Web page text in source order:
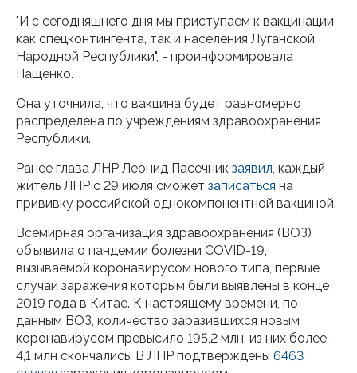
"И с сегодняшнего дня мы приступаем к вакцинации
как спецконтингента, так и населения Луганской
Народной Республики", - проинформировала
Пащенко.
Она уточнила, что вакцина будет равномерно
распределена по учреждениям здравоохранения
Республики.
Ранее глава ЛНР Леонид Пасечник заявил, каждый
житель ЛНР с 29 июля сможет записаться на
прививку российской однокомпонентной вакциной.
Всемирная организация здравоохранения (ВОЗ)
объявила о пандемии болезни COVID-19,
вызываемой коронавирусом нового типа, первые
случаи заражения которым были выявлены в конце
2019 года в Китае. К настоящему времени, по
данным ВОЗ, количество заразившихся новым
коронавирусом превысило 195,2 млн, из них более
4,1 млн скончались. В ЛНР подтверждены 6463